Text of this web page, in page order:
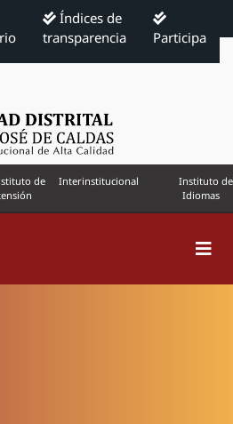
Índices de
transparencia
Participa
de
Interinstitucional
Instituto de
Idiomas